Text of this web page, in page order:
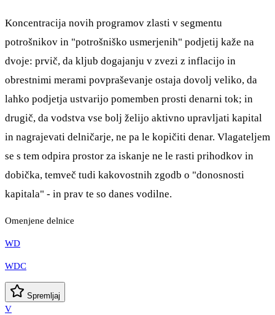
Koncentracija novih programov zlasti v segmentu
potrošnikov in "potrošniško usmerjenih" podjetij kaže na
dvoje: prvič, da kljub dogajanju v zvezi z inflacijo in
obrestnimi merami povpraševanje ostaja dovolj veliko, da
lahko podjetja ustvarijo pomemben prosti denarni tok; in
drugič, da vodstva vse bolj želijo aktivno upravljati kapital
in nagrajevati delničarje, ne pa le kopičiti denar. Vlagateljem
se s tem odpira prostor za iskanje ne le rasti prihodkov in
dobička, temveč tudi kakovostnih zgodb o "donosnosti
kapitala" - in prav te so danes vodilne.
Omenjene delnice
WD
WDC
Spremljaj
V